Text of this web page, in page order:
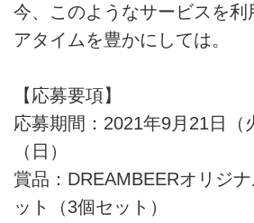
今、このようなサービスを利
アタイムを豊かにしては。
【応募要項】
応募期間：2021年9月21日（
（日）
賞品：DREAMBEERオリジ
ット（3個セット）